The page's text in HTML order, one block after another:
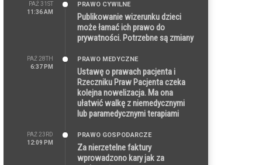
PAŹ 31ST
11:36 AM
PRAWO CYWILNE
Publikowanie wizerunku dzieci
może łamać ich prawo do
prywatności. Potrzebne są zmiany
PAŹ 28TH
6:37 PM
PRAWO MEDYCZNE
Ustawę o prawach pacjenta i
Rzeczniku Praw Pacjenta czeka
kolejna nowelizacja. Ma ona
ułatwić walkę z niemedycznymi
lub paramedycznymi terapiami
PAŹ 23RD
12:09 PM
PRAWO GOSPODARCZE
Za nierzetelne faktury
wprowadzono kary jak za